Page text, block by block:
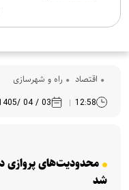
اقتصاد راه و شهرسازی
12:58
03 / 04 /1405
محدودیت‌های پروازی
شد